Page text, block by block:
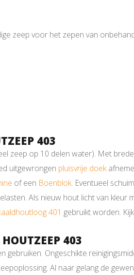
zeep voor het zepen van
403
zeep op 10 delen water). Met
uitgewrongen pluisvrije doek
of een Boenblok. Eventueel
Als nieuw hout licht van
401 gebruikt worden.
403
Ongeschikte
Al naar gelang de